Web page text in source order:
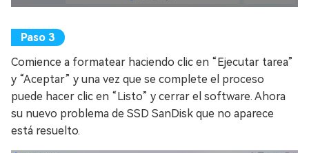
Comience a formatear haciendo clic en “Ejecutar tarea”
y “Aceptar” y una vez que se complete el proceso
puede hacer clic en “Listo” y cerrar el software. Ahora
su nuevo problema de SSD SanDisk que no aparece
está resuelto.